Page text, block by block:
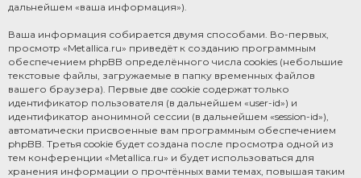
дальнейшем «ваша информация»).
Ваша информация собирается двумя способами. Во-первых,
просмотр «Metallica.ru» приведёт к созданию программным
обеспечением phpBB определённого числа cookies (небольшие
текстовые файлы, загружаемые в папку временных файлов
вашего браузера). Первые две cookie содержат только
идентификатор пользователя (в дальнейшем «user-id») и
идентификатор анонимной сессии (в дальнейшем «session-id»),
автоматически присвоенные вам программным обеспечением
phpBB. Третья cookie будет создана после просмотра одной из
тем конференции «Metallica.ru» и будет использоваться для
хранения информации о прочтённых вами темах, повышая таким